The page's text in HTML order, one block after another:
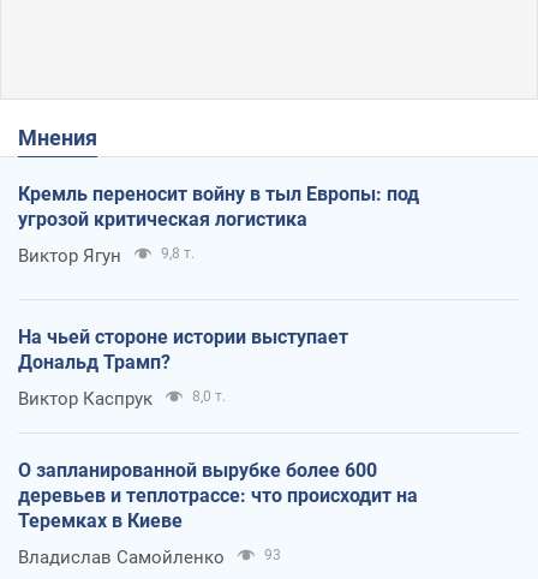
Мнения
Кремль переносит войну в тыл Европы: под
угрозой критическая логистика
Виктор Ягун 9,8 т.
На чьей стороне истории выступает
Дональд Трамп?
Виктор Каспрук 8,0 т.
О запланированной вырубке более 600
деревьев и теплотрассе: что происходит на
Теремках в Киеве
Владислав Самойленко 93